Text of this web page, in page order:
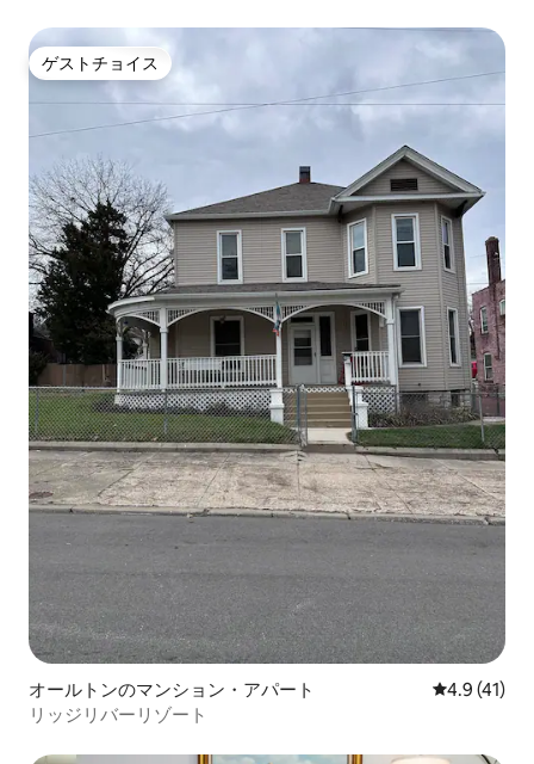
ゲストチョイス
ゲストチョイス
オールトンのマンション・アパート レビュー41
4.9 (41)
リッジリバーリゾート